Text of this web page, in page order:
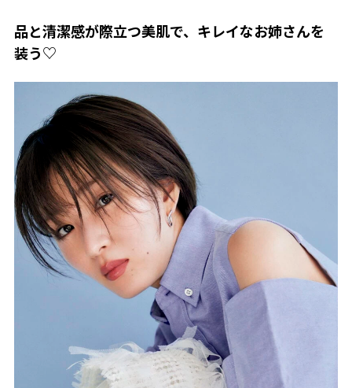
品と清潔感が際立つ美肌で、キレイなお姉さんを
装う♡